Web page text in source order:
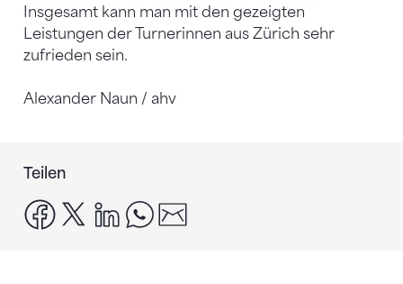
Insgesamt kann man mit den gezeigten
Leistungen der Turnerinnen aus Zürich sehr
zufrieden sein.
Alexander Naun / ahv
Teilen
facebook
x linkedinwhatsapp